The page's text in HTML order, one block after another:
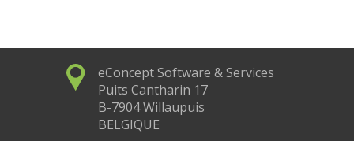
eConcept Software & Services
Puits Cantharin 17
B-7904 Willaupuis
BELGIQUE